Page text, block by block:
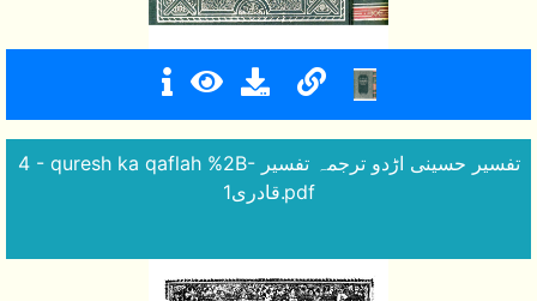
4 - quresh ka qaflah %2B- تفسیر حسینی اڑدو ترجمہ تفسیر
قادری1.pdf